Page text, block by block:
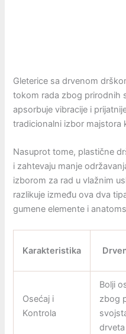
Gleterice sa drvenom
tokom rada zbog prirodnih
apsorbuje vibracije i
tradicionalni izbor majstora
Nasuprot tome, plastične
i zahtevaju manje
izborom za rad u vlažnim
razlikuje između ova dva
gumene elemente i
Karakteristika
Osećaj i
Kontrola
Bolji
zbog
drveta